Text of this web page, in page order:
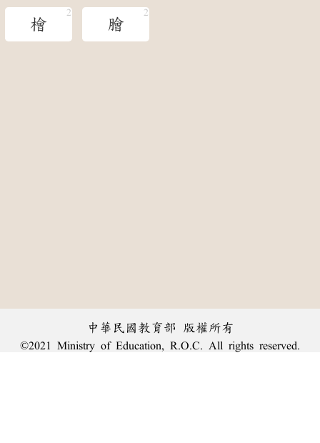
檜 膾
中華民國教育部 版權所有
©2021 Ministry of Education, R.O.C. All rights reserved.